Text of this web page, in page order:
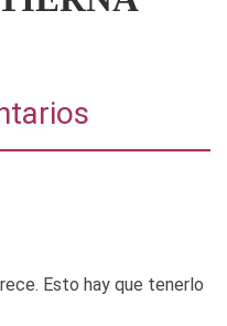
Esto hay que tenerlo